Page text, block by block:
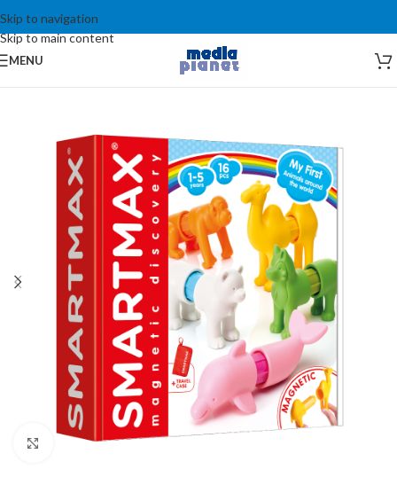
Skip to navigation
Skip to main content
MENU
Click to enlarge